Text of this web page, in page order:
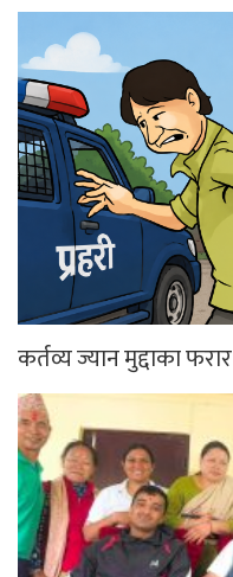
कर्तव्य ज्यान मुद्दाका फरार